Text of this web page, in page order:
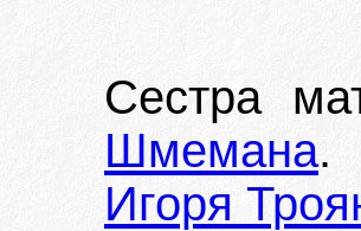
Сестра
Шмемана.
Игоря